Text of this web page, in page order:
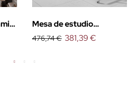
Mesa de estudio
plegable Perseo de
476,74 € 381,39 €